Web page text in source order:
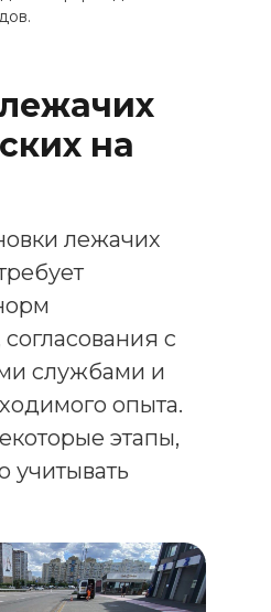
на
лежачих
с
службами и
опыта.
этапы,
учитывать